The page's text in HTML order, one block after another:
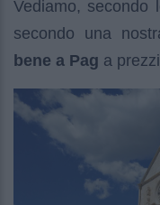
Vediamo, secondo
secondo una
bene a Pag a